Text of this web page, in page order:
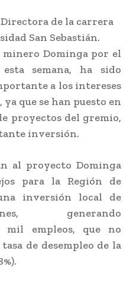
de la carrera
San Sebastián.
Dominga por el
semana, ha sido
a los intereses
que se han puesto en
proyectos del gremio,
inversión.
al proyecto Dominga
para la Región de
inversión local de
generando
mil empleos, que no
de desempleo de la